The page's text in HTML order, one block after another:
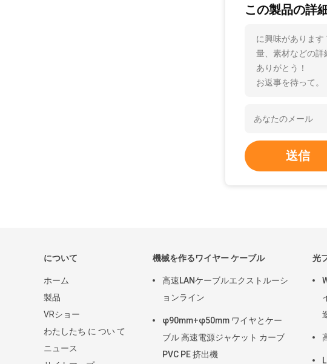
この製品の詳
に興味がありま
量、素材などの詳
ありがとう！
お返事を待って。
送信
について
ホーム
製品
VRショー
わたしたち に つい て
ニュース
機械を作るワイヤー ケーブル
高速LANケーブルエクストルーシ
ョンライン
φ90mm+φ50mm ワイヤとケー
ブル 高速電源ジャケット カーブ
PVC PE 挤出機
光